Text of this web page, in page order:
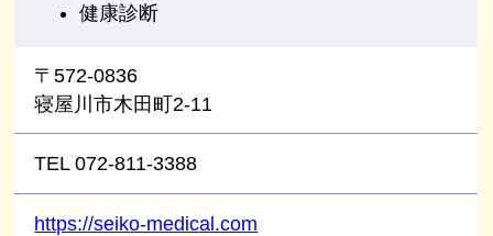
健康診断
〒572-0836
寝屋川市木田町2-11
TEL 072-811-3388
https://seiko-medical.com